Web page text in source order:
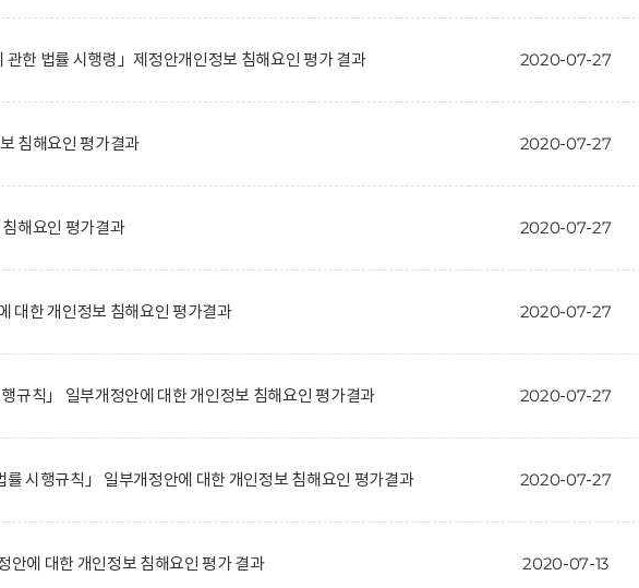
관한 법률 시행령」제정안개인정보 침해요인 평가 결과 2020-07-27
침해요인 평가결과 2020-07-27
해요인 평가결과 2020-07-27
대한 개인정보 침해요인 평가결과 2020-07-27
규칙」 일부개정안에 대한 개인정보 침해요인 평가결과 2020-07-27
률 시행규칙」 일부개정안에 대한 개인정보 침해요인 평가결과 2020-07-27
안에 대한 개인정보 침해요인 평가 결과 2020-07-13